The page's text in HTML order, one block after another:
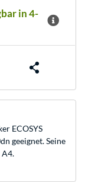
in 4-
ECOSYS
geeignet. Seine
A4.